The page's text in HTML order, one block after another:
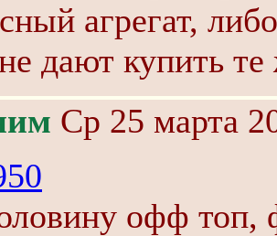
агрегат,
дают купить
Ср 25 марта
офф топ,